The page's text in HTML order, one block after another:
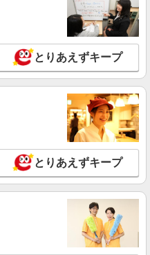
39679_p
バイト・パート】
期間中 時給1,057
残業が発生した場
位で別途支給します。
エメロード三萩野 （福岡県北
篠崎１丁目９番３号）
詳細を見る
社 39679_p
ト・パート】
エメロード三萩野 （福岡県北
篠崎１丁目９番３号）
とりあえずキープ
とりあえずキープ